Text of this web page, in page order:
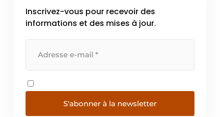
Inscrivez-vous pour recevoir des
informations et des mises à jour.
S'abonner à la newsletter